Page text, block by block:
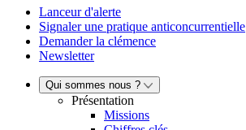
Lanceur d'alerte
Signaler une pratique anticoncurrentielle
Demander la clémence
Newsletter
Qui sommes nous ?
Présentation
Missions